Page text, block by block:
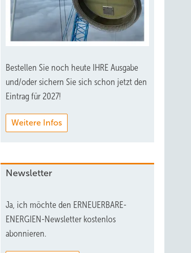
Bestellen Sie noch heute IHRE Ausgabe
und/oder sichern Sie sich schon jetzt den
Eintrag für 2027!
Weitere Infos
Newsletter
Ja, ich möchte den ERNEUERBARE-
ENERGIEN-Newsletter kostenlos
abonnieren.